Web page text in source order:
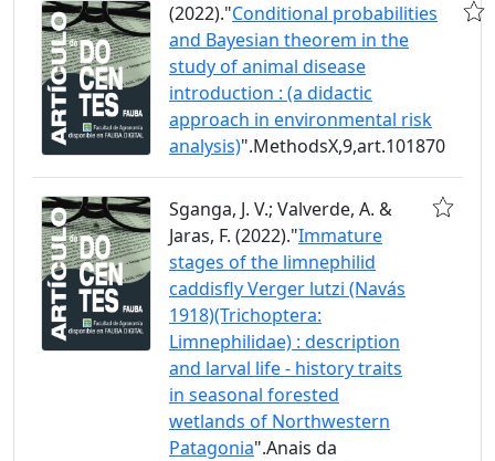
(2022)."Conditional probabilities
and Bayesian theorem in the
study of animal disease
introduction : (a didactic
approach in environmental risk
analysis)".MethodsX,9,art.101870
Sganga, J. V.; Valverde, A. &
Jaras, F. (2022)."Immature
stages of the limnephilid
caddisfly Verger lutzi (Navás
1918)(Trichoptera:
Limnephilidae) : description
and larval life - history traits
in seasonal forested
wetlands of Northwestern
Patagonia".Anais da